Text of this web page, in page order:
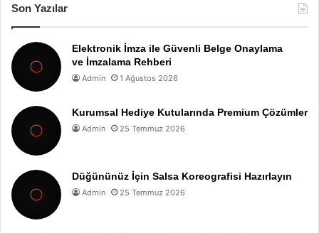
Son Yazılar
Elektronik İmza ile Güvenli Belge Onaylama
ve İmzalama Rehberi
Admin 1 Ağustos 2026
Kurumsal Hediye Kutularında Premium Çözümler
Admin 25 Temmuz 2026
Düğününüz İçin Salsa Koreografisi Hazırlayın
Admin 25 Temmuz 2026